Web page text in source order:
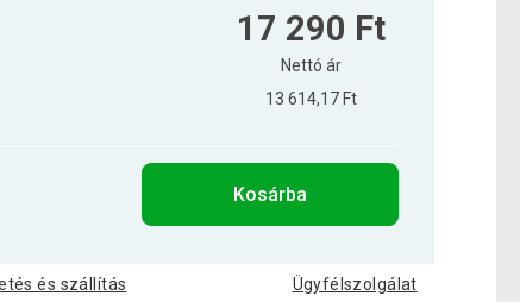
súlytárcsa gumírozott 20 kg 26 990 Ft
4 290 Ft
súlytárcsa gumírozott 2,5 kg
44 690 Ft
17 290 Ft
Nettó ár
13 614,17 Ft
Kosárba
és szállítás Ügyfélszolgálat